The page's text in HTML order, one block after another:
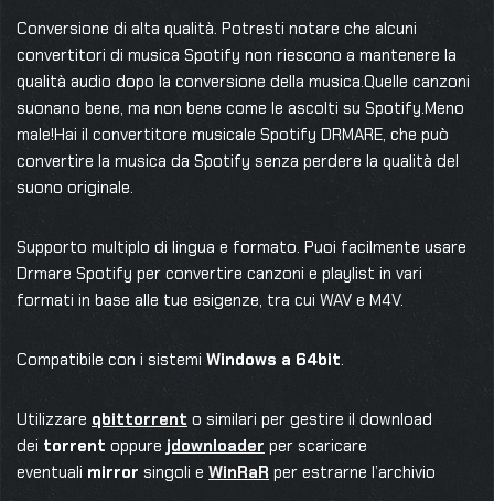
Conversione di alta qualità. Potresti notare che alcuni
convertitori di musica Spotify non riescono a mantenere la
qualità audio dopo la conversione della musica.Quelle canzoni
suonano bene, ma non bene come le ascolti su Spotify.Meno
male!Hai il convertitore musicale Spotify DRMARE, che può
convertire la musica da Spotify senza perdere la qualità del
suono originale.
Supporto multiplo di lingua e formato. Puoi facilmente usare
Drmare Spotify per convertire canzoni e playlist in vari
formati in base alle tue esigenze, tra cui WAV e M4V.
Compatibile con i sistemi Windows a 64bit.
Utilizzare qbittorrent o similari per gestire il download
dei torrent oppure jdownloader per scaricare
eventuali mirror singoli e WinRaR per estrarne l’archivio